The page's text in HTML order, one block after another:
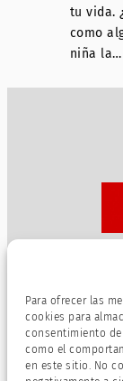
Para ofrecer las
cookies para
consentimiento
como el
en este sitio. No
tu vida.
como
niña la…